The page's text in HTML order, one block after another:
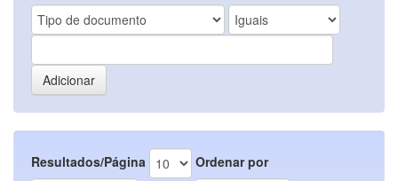
Resultados/Página
Ordenar por